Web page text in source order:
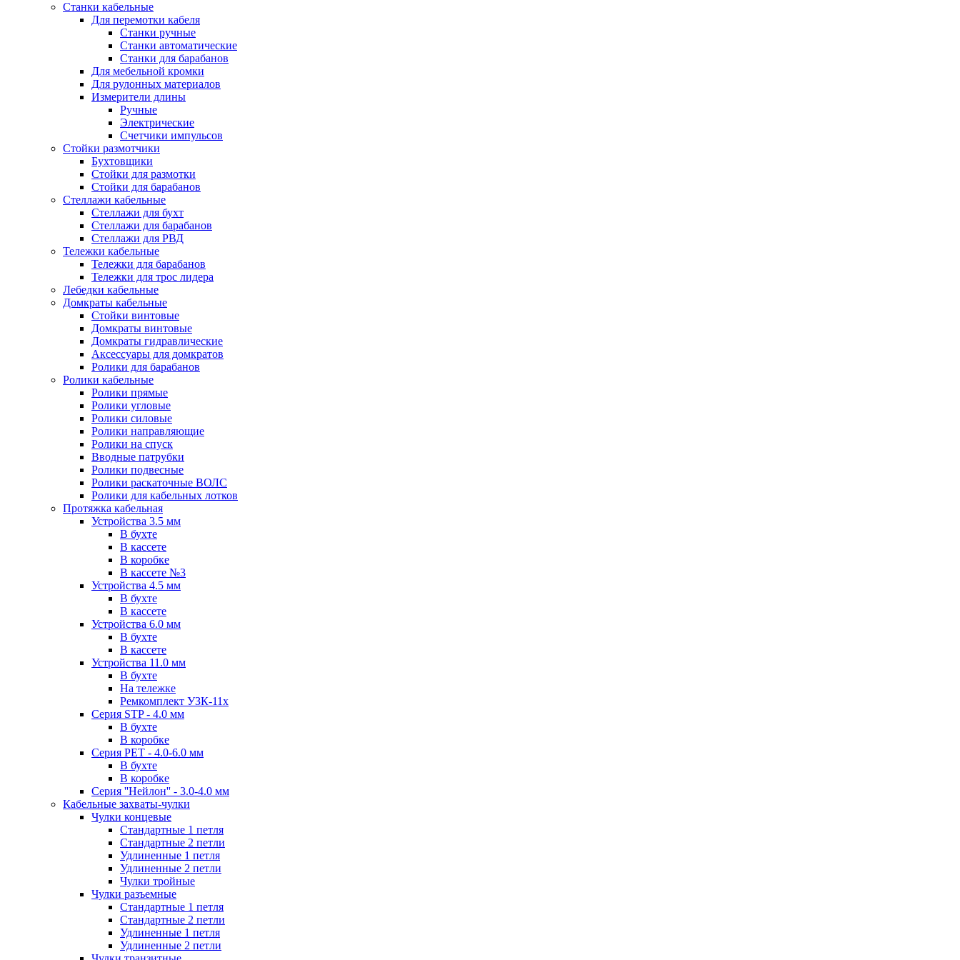
Станки кабельные
Для перемотки кабеля
Станки ручные
Станки автоматические
Станки для барабанов
Для мебельной кромки
Для рулонных материалов
Измерители длины
Ручные
Электрические
Счетчики импульсов
Стойки размотчики
Бухтовщики
Стойки для размотки
Стойки для барабанов
Стеллажи кабельные
Стеллажи для бухт
Стеллажи для барабанов
Стеллажи для РВД
Тележки кабельные
Тележки для барабанов
Тележки для трос лидера
Лебедки кабельные
Домкраты кабельные
Стойки винтовые
Домкраты винтовые
Домкраты гидравлические
Аксессуары для домкратов
Ролики для барабанов
Ролики кабельные
Ролики прямые
Ролики угловые
Ролики силовые
Ролики направляющие
Ролики на спуск
Вводные патрубки
Ролики подвесные
Ролики раскаточные ВОЛС
Ролики для кабельных лотков
Протяжка кабельная
Устройства 3.5 мм
В бухте
В кассете
В коробке
В кассете №3
Устройства 4.5 мм
В бухте
В кассете
Устройства 6.0 мм
В бухте
В кассете
Устройства 11.0 мм
В бухте
На тележке
Ремкомплект УЗК-11х
Серия STP - 4.0 мм
В бухте
В коробке
Серия PET - 4.0-6.0 мм
В бухте
В коробке
Серия ''Нейлон'' - 3.0-4.0 мм
Кабельные захваты-чулки
Чулки концевые
Стандартные 1 петля
Стандартные 2 петли
Удлиненные 1 петля
Удлиненные 2 петли
Чулки тройные
Чулки разъемные
Стандартные 1 петля
Стандартные 2 петли
Удлиненные 1 петля
Удлиненные 2 петли